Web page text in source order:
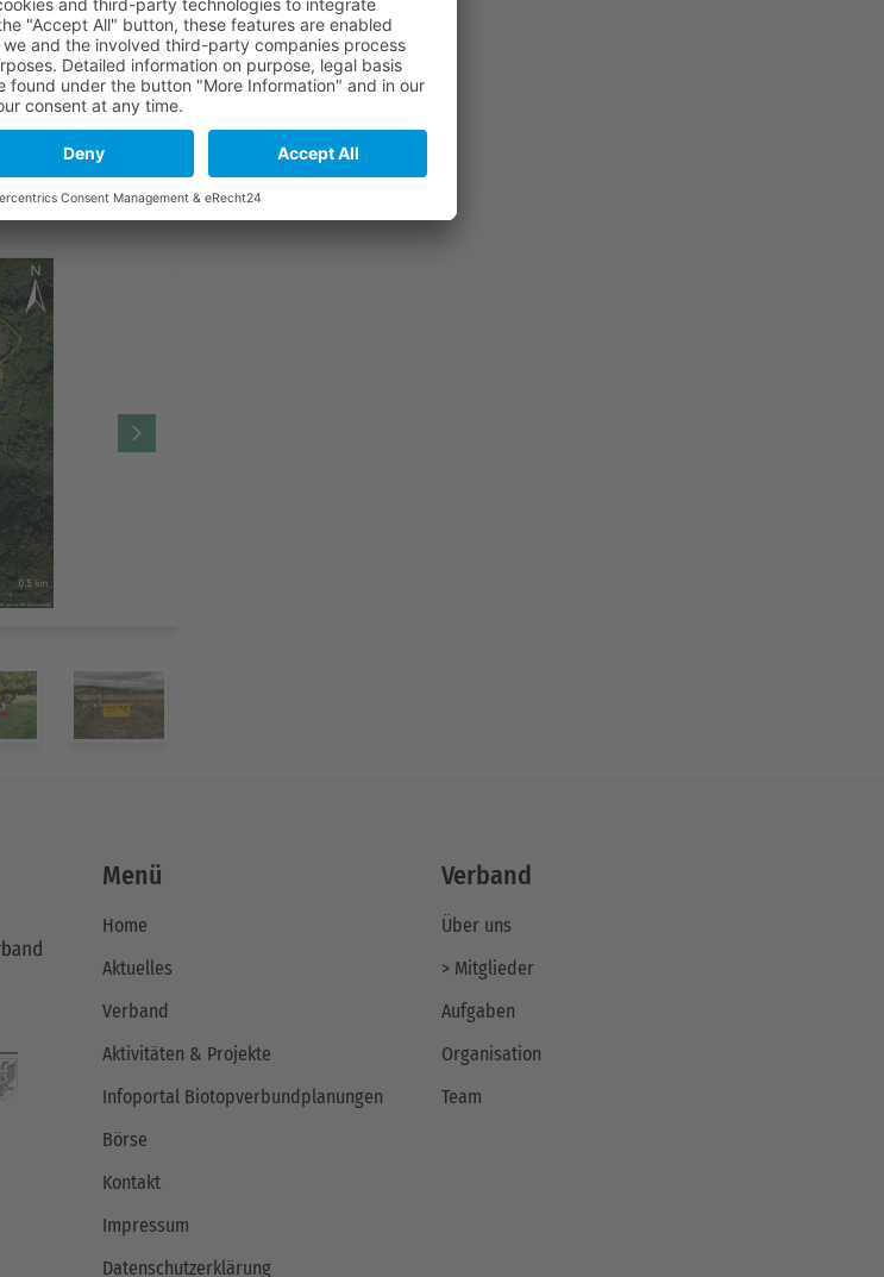
von (Herrn
Schäfer ganz
Menü
Home
Aktuelles
Verband
Aktivitäten & Projekte
Infoportal Biotopverbundplanungen
Börse
Kontakt
Impressum
Datenschutzerklärung
Verband
Über uns
> Mitglieder
Aufgaben
Organisation
Team